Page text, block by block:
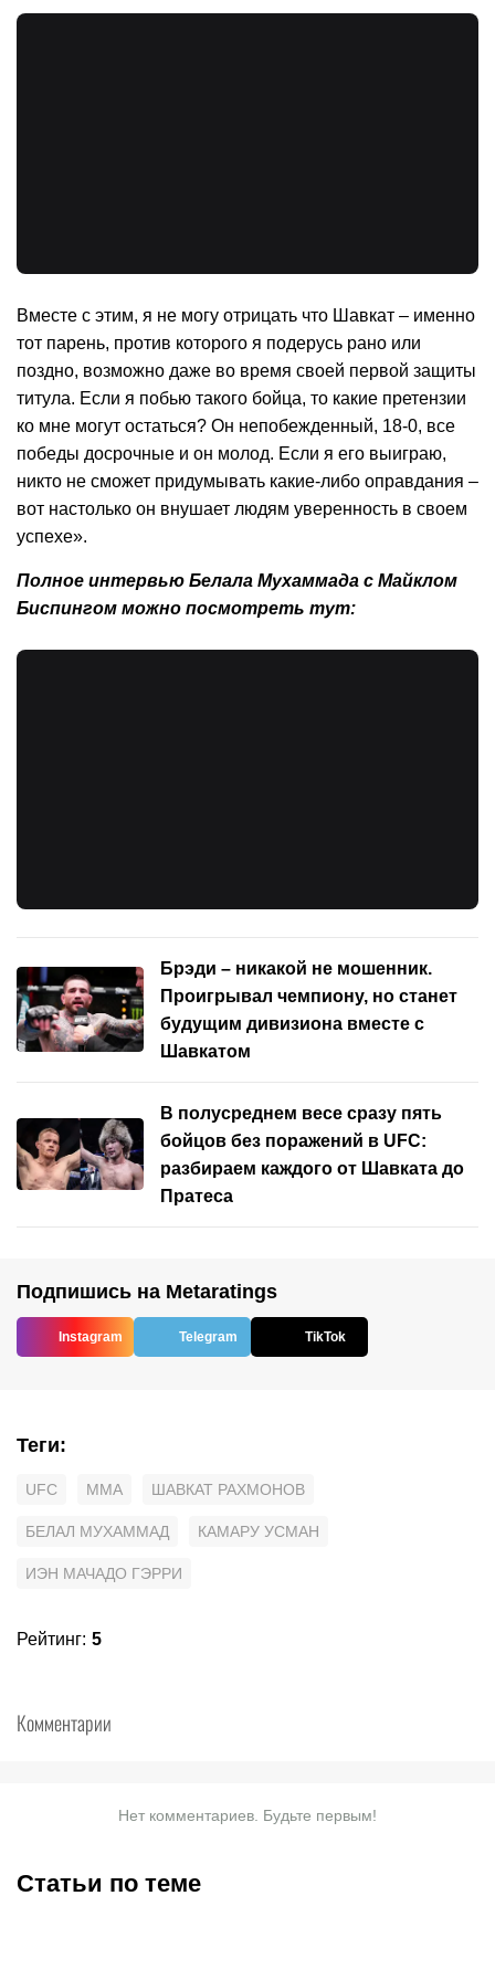
Вместе с этим, я не могу отрицать что Шавкат – именно
тот парень, против которого я подерусь рано или
поздно, возможно даже во время своей первой защиты
титула. Если я побью такого бойца, то какие претензии
ко мне могут остаться? Он непобежденный, 18-0, все
победы досрочные и он молод. Если я его выиграю,
никто не сможет придумывать какие-либо оправдания –
вот настолько он внушает людям уверенность в своем
успехе».
Полное интервью Белала Мухаммада с Майклом
Биспингом можно посмотреть тут:
Брэди – никакой не мошенник.
Проигрывал чемпиону, но станет
будущим дивизиона вместе с
Шавкатом
В полусреднем весе сразу пять
бойцов без поражений в UFC:
разбираем каждого от Шавката до
Пратеса
Подпишись на Metaratings
Instagram Telegram TikTok
Теги:
UFC MMA ШАВКАТ РАХМОНОВ
БЕЛАЛ МУХАММАД КАМАРУ УСМАН
ИЭН МАЧАДО ГЭРРИ
Рейтинг: 5
Комментарии
Нет комментариев. Будьте первым!
Статьи по теме